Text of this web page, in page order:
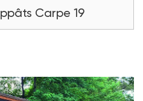
Carpe 19